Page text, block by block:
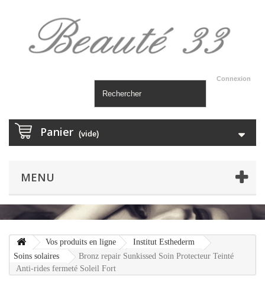
Connexion
Panier (vide)
MENU
Vos produits en ligne
Institut Esthederm
Soins solaires
Bronz repair Sunkissed Soin Protecteur Teinté
Anti-rides fermeté Soleil Fort